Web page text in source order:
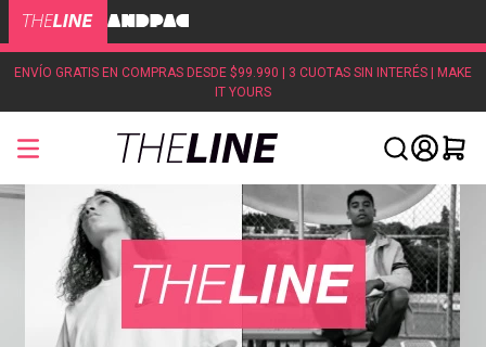
ENVÍO GRATIS EN COMPRAS DESDE $99.990 | 3 CUOTAS SIN INTERÉS | MAKE
IT YOURS